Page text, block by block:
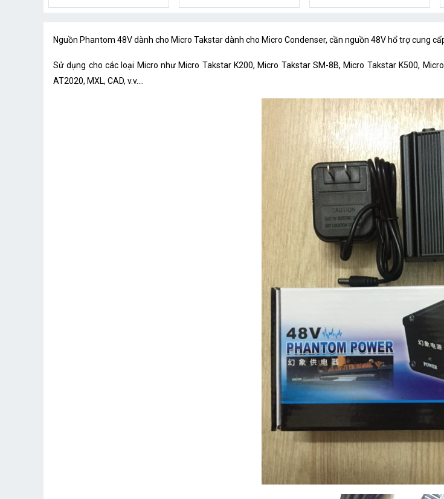
Nguồn Phantom 48V dành cho Micro Takstar dành cho Micro Condenser, cần nguồn 48V hổ trợ cung
Sử dụng cho các loại Micro như Micro Takstar K200, Micro Takstar SM-8B, Micro Takstar K500,
AT2020, MXL, CAD, v.v....